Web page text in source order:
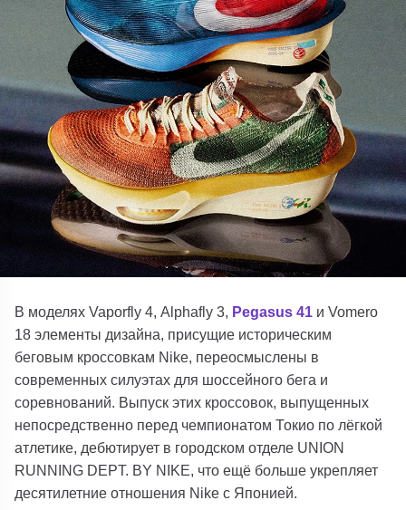
В моделяхVaporfly 4,Alphafly 3, Pegasus 41 иVomero
18 элементы дизайна, присущие историческим
беговым кроссовкам Nike, переосмыслены в
современных силуэтах для шоссейного бега и
соревнований. Выпуск этих кроссовок, выпущенных
непосредственно перед чемпионатом Токио по лёгкой
атлетике, дебютирует в городском отделе UNION
RUNNING DEPT. BY NIKE, что ещё больше укрепляет
десятилетние отношения Nike с Японией.